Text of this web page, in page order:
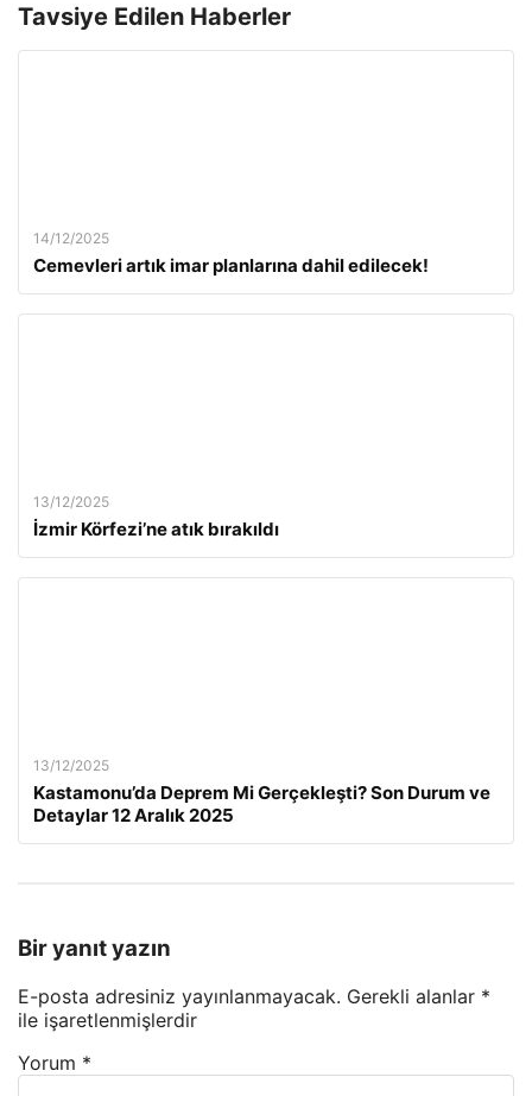
Tavsiye Edilen Haberler
14/12/2025
Cemevleri artık imar planlarına dahil edilecek!
13/12/2025
İzmir Körfezi’ne atık bırakıldı
13/12/2025
Kastamonu’da Deprem Mi Gerçekleşti? Son Durum ve
Detaylar 12 Aralık 2025
Bir yanıt yazın
E-posta adresiniz yayınlanmayacak. Gerekli alanlar *
ile işaretlenmişlerdir
Yorum *